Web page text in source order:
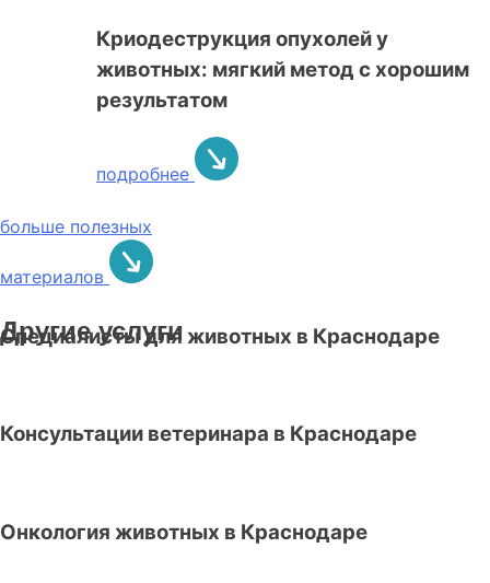
Криодеструкция опухолей у
животных: мягкий метод с хорошим
результатом
подробнее
больше полезных
материалов
Другие услуги
Специалисты для животных в Краснодаре
Консультации ветеринара в Краснодаре
Онкология животных в Краснодаре